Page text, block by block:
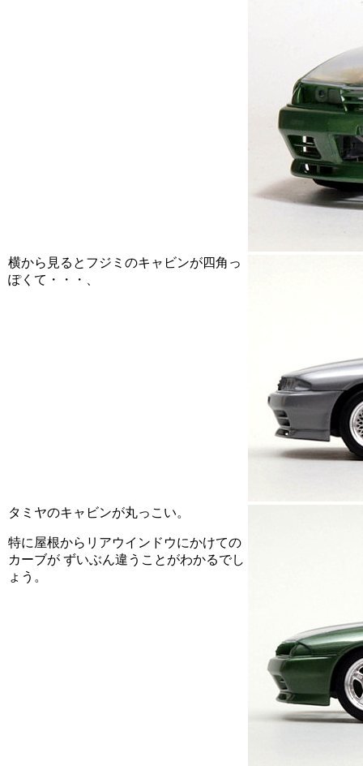
横から見るとフジミのキャビンが四角っ
ぽくて・・・、
タミヤのキャビンが丸っこい。
特に屋根からリアウインドウにかけての
カーブが ずいぶん違うことがわかるでし
ょう。